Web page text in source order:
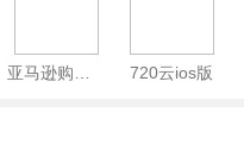
720云ios版